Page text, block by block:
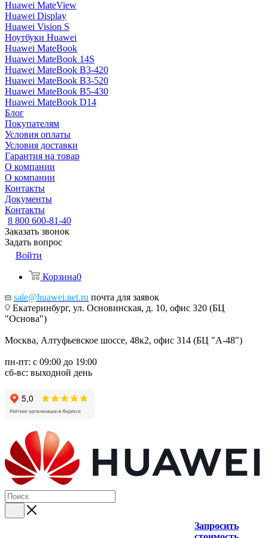
Huawei MateView
Huawei Display
Huawei Vision S
Ноутбуки Huawei
Huawei MateBook
Huawei MateBook 14S
Huawei MateBook B3-420
Huawei MateBook B3-520
Huawei MateBook B5-430
Huawei MateBook D14
Блог
Покупателям
Условия оплаты
Условия доставки
Гарантия на товар
О компании
О компании
Контакты
Документы
Контакты
8 800 600-81-40
Заказать звонок
Задать вопрос
Войти
Корзина0
sale@huawei.net.ru почта для заявок
Екатеринбург, ул. Основинская, д. 10, офис 320 (БЦ
"Основа")
Москва, Алтуфьевское шоссе, 48к2, офис 314 (БЦ "А-48")
пн-пт: с 09:00 до 19:00
сб-вс: выходной день
Запросить